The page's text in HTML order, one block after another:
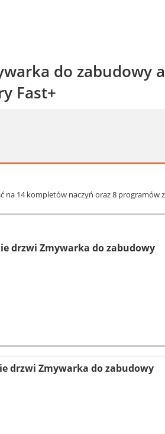
do zabudowy
Fast+
na 14 kompletów naczyń oraz 8
drzwi Zmywarka do zabudowy
drzwi Zmywarka do zabudowy